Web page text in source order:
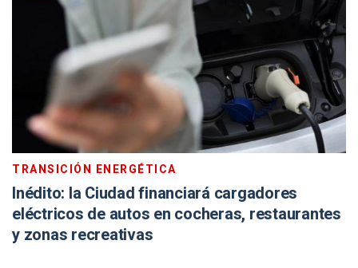
TRANSICIÓN ENERGÉTICA
Inédito: la Ciudad financiará cargadores
eléctricos de autos en cocheras, restaurantes
y zonas recreativas